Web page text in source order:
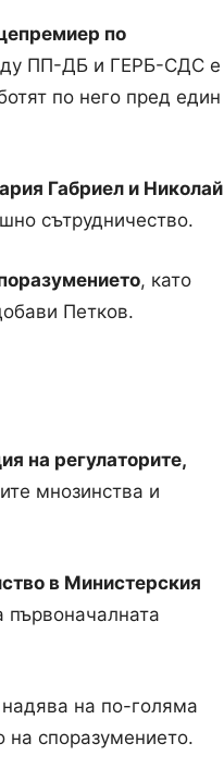
по
ПП-ДБ и ГЕРБ-СДС е
по него пред един
Габриел и Николай
сътрудничество.
, като
Петков.
на регулаторите,
мнозинства и
в Министерския
първоначалната
надява на по-голяма
на споразумението.